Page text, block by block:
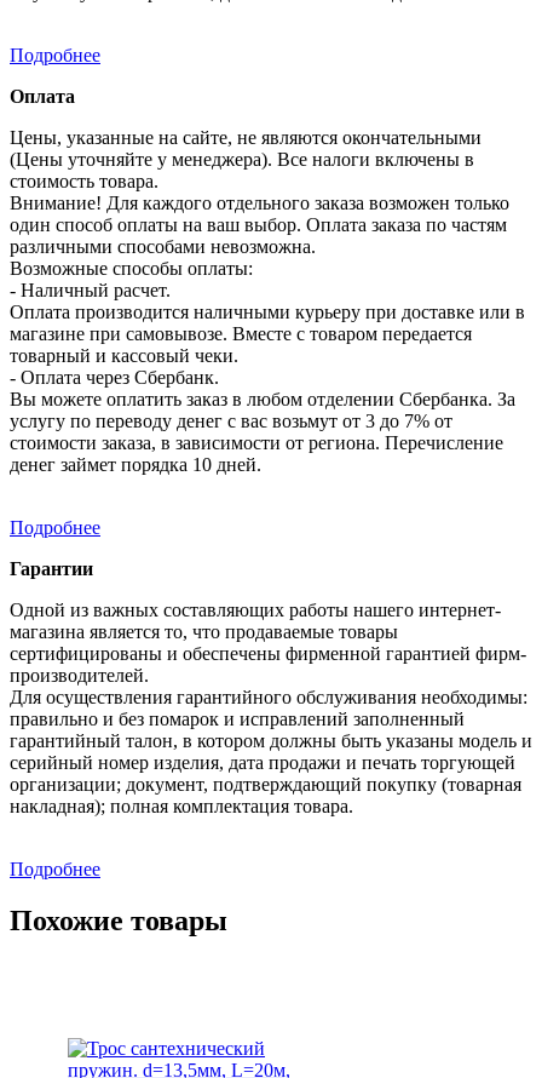
Подробнее
Оплата
Цены, указанные на сайте, не являются окончательными
(Цены уточняйте у менеджера). Все налоги включены в
стоимость товара.
Внимание! Для каждого отдельного заказа возможен только
один способ оплаты на ваш выбор. Оплата заказа по частям
различными способами невозможна.
Возможные способы оплаты:
- Наличный расчет.
Оплата производится наличными курьеру при доставке или в
магазине при самовывозе. Вместе с товаром передается
товарный и кассовый чеки.
- Оплата через Сбербанк.
Вы можете оплатить заказ в любом отделении Сбербанка. За
услугу по переводу денег с вас возьмут от 3 до 7% от
стоимости заказа, в зависимости от региона. Перечисление
денег займет порядка 10 дней.
Подробнее
Гарантии
Одной из важных составляющих работы нашего интернет-
магазина является то, что продаваемые товары
сертифицированы и обеспечены фирменной гарантией фирм-
производителей.
Для осуществления гарантийного обслуживания необходимы:
правильно и без помарок и исправлений заполненный
гарантийный талон, в котором должны быть указаны модель и
серийный номер изделия, дата продажи и печать торгующей
организации; документ, подтверждающий покупку (товарная
накладная); полная комплектация товара.
Подробнее
Похожие товары